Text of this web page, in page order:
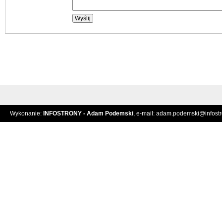
Wykonanie: INFOSTRONY - Adam Podemski, e-mail: